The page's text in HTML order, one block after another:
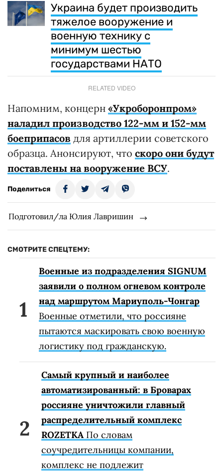
Украина будет производить
тяжелое вооружение и
военную технику с
минимум шестью
государствами НАТО
RELATED VIDEO
Напомним, концерн «Укроборонпром»
наладил производство 122-мм и 152-мм
боеприпасов для артиллерии советского
образца. Анонсируют, что скоро они будут
поставлены на вооружение ВСУ.
Поделиться
Подготовил/ла Юлия Лавришин
СМОТРИТЕ СПЕЦТЕМУ:
Военные из подразделения SIGNUM
заявили о полном огневом контроле
над маршрутом Мариуполь-Чонгар
Военные отметили, что россияне
пытаются маскировать свою военную
логистику под гражданскую.
Самый крупный и наиболее
автоматизированный: в Броварах
россияне уничтожили главный
распределительный комплекс
ROZETKA По словам
соучредительницы компании,
комплекс не подлежит